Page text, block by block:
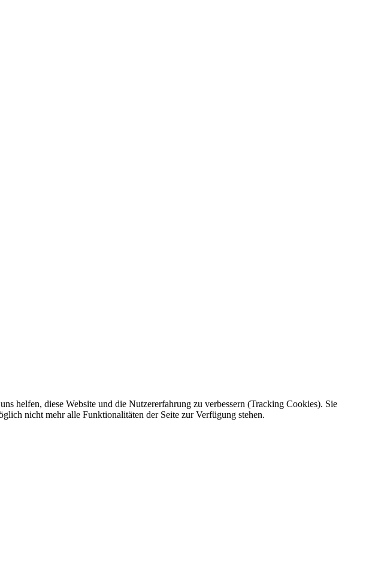
helfen, diese Website und die Nutzererfahrung zu verbessern (Tracking Cookies). Sie
nicht mehr alle Funktionalitäten der Seite zur Verfügung stehen.